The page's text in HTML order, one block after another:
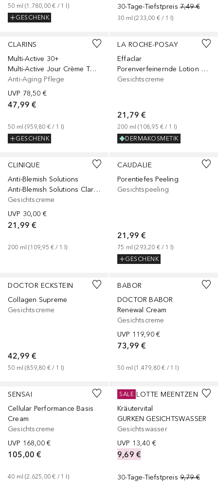
50 ml (1.780,00 € / 1 l)
GESCHENK
30-Tage-Tiefstpreis 7,49 €
30 ml (233,00 € / 1 l)
CLARINS
Multi-Active 30+
Multi-Active Jour Crème Toutes peaux
Anti-Aging Pflege
UVP 78,50 €
47,99 €
50 ml (959,80 € / 1 l)
GESCHENK
LA ROCHE-POSAY
Effaclar
Porenverfeinernde Lotion Reinigung für Gesicht bei fettiger, unreiner Haut
Gesichtscreme
21,79 €
200 ml (108,95 € / 1 l)
DERMAKOSMETIK
CLINIQUE
Anti-Blemish Solutions
Anti-Blemish Solutions Clarifying Lotion
Gesichtscreme
UVP 30,00 €
21,99 €
200 ml (109,95 € / 1 l)
CAUDALIE
Porentiefes Peeling
Gesichtspeeling
21,99 €
75 ml (293,20 € / 1 l)
GESCHENK
DOCTOR ECKSTEIN
Collagen Supreme
Gesichtscreme
42,99 €
50 ml (859,80 € / 1 l)
BABOR
DOCTOR BABOR
Renewal Cream
Gesichtscreme
UVP 119,90 €
73,99 €
50 ml (1.479,80 € / 1 l)
Größe
SENSAI
Cellular Performance Basis
Cream
Gesichtscreme
UVP 168,00 €
105,00 €
40 ml (2.625,00 € / 1 l)
CHARLOTTE MEENTZEN
Kräutervital
GURKEN GESICHTSWASSER
Gesichtswasser
UVP 13,40 €
9,69 €
30-Tage-Tiefstpreis 9,79 €
SALE